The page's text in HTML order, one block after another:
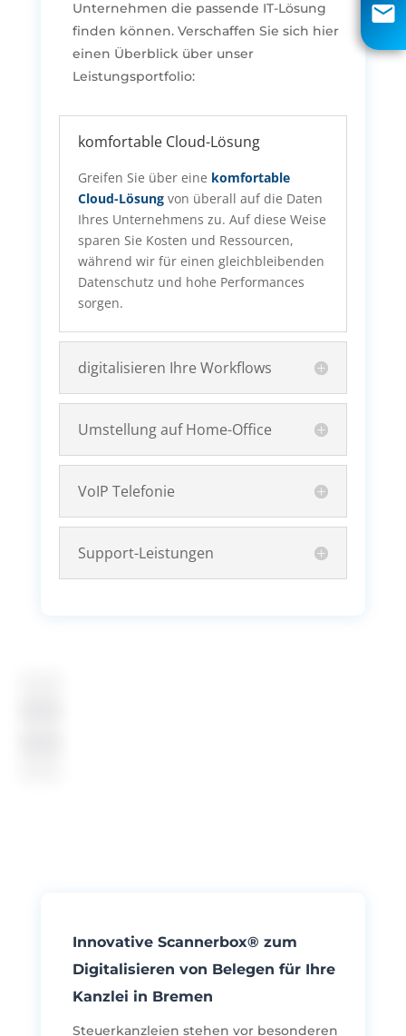
Unternehmen die passende IT-Lösung
finden können. Verschaffen Sie sich hier
einen Überblick über unser
Leistungsportfolio:
komfortable Cloud-Lösung
Greifen Sie über eine komfortable
Cloud-Lösungvon überall auf die Daten
Ihres Unternehmens zu. Auf diese Weise
sparen Sie Kosten und Ressourcen,
während wir für einen gleichbleibenden
Datenschutz und hohe Performances
sorgen.
digitalisieren Ihre Workflows
Umstellung auf Home-Office
VoIP Telefonie
Support-Leistungen
Innovative Scannerbox® zum
Digitalisieren von Belegen für Ihre
Kanzlei in Bremen
Steuerkanzleien stehen vor besonderen
info@aci-edv.de
Rückruf